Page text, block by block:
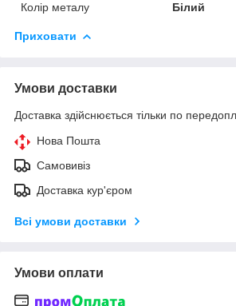
Колір металу
Білий
Приховати
Умови доставки
Доставка здійснюється тільки по
Нова Пошта
Самовивіз
Доставка кур'єром
Всі умови доставки
Умови оплати